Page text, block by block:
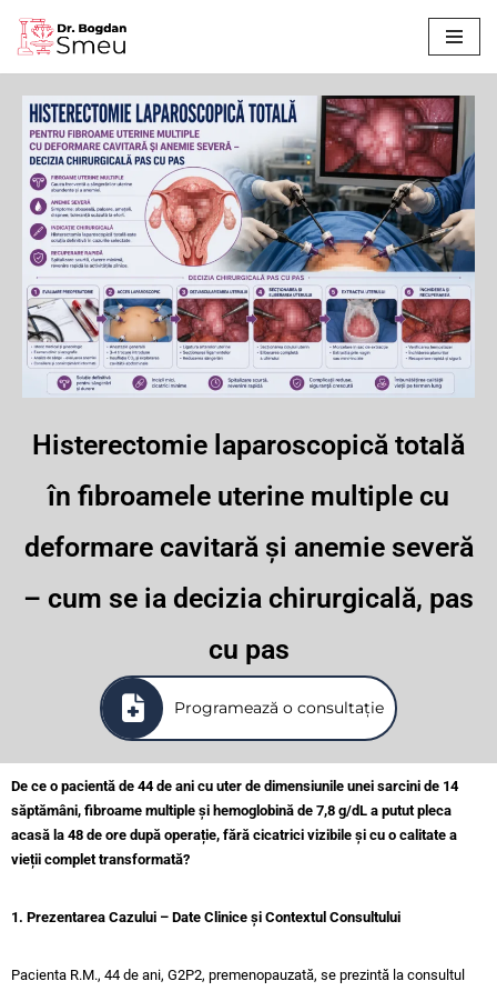
Sari
conținut
Histerectomie laparoscopică totală
în fibroamele uterine multiple cu
deformare cavitară și anemie severă
– cum se ia decizia chirurgicală, pas
cu pas
Programează o consultație
De ce o pacientă de 44 de ani cu uter de dimensiunile unei sarcini de 14
săptămâni, fibroame multiple și hemoglobină de 7,8 g/dL a putut pleca
acasă la 48 de ore după operație, fără cicatrici vizibile și cu o calitate a
vieții complet transformată?
1. Prezentarea Cazului – Date Clinice și Contextul Consultului
Pacienta R.M., 44 de ani, G2P2, premenopauzată, se prezintă la consultul